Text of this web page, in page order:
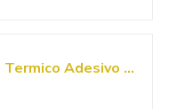
APMOE Isolante Termico Adesivo - Impermeabile e Resistente All'umidità 3D Carta da Parati Moderna Nasconde le Imperfezioni, Carta Parati per Pareti con Intonaco Scrostato